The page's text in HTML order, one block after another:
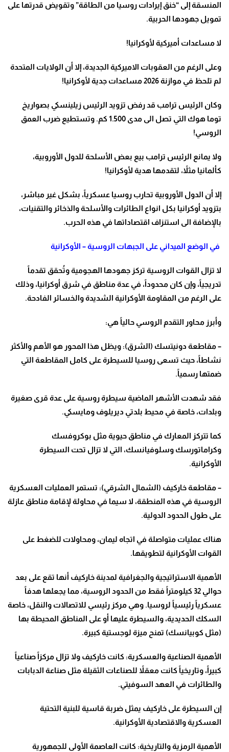
المنسقة إلى “خنق إيرادات روسيا من الطاقة” وتقويض قدرتها على
تمويل جهودها الحربية.
لا مساعدات أميركية لأوكرانيا!
وعلى الرغم من العقوبات الاميركية الجديدة، إلا أن الولايات المتحدة
لم تلحظ في موازنة 2026 مساعدات جدية لأوكرانيا
!
وكان الرئيس ترامب قد رفض تزويد الرئيس زيلينسكي بصواريخ
توما هوك التي تصل الى مدى 1.500 كم. وتستطيع ضرب العمق
الروسي!
ولا يمانع الرئيس ترامب بيع بعض الأسلحة للدول الأوروبية،
كألمانيا مثلاً، لتقدمها هدية لأوكرانيا!
إلا أن الدول الأوروبية تحارب روسيا عسكرياً، بشكل غير مباشر،
بتزويد أوكرانيا بكل انواع الطائرات والأسلحة والذخائر والتقنيات،
بالإضافة الى استنزاف اقتصاداتها في هذه الحرب.
في الوضع الميداني على الجبهات الروسية – الأوكرانية
لا تزال القوات الروسية تركز جهودها الهجومية وتُحقق تقدماً
تدريجياً، وإن كان محدوداً، في عدة مناطق في شرق أوكرانيا، وذلك
على الرغم من المقاومة الأوكرانية الشديدة والخسائر الفادحة.
وأبرز محاور التقدم الروسي حالياً هي:
–مقاطعة دونيتسك (الشرق): ويظل هذا المحور هو الأهم والأكثر
نشاطاً، حيث تسعى روسيا للسيطرة على كامل المقاطعة التي
ضمتها رسمياً.
فقد شهدت الأشهر الماضية سيطرة روسية على عدة قرى صغيرة
وبلدات، خاصة في محيط بلدتي ديريلوف ومايسكي.
كما تتركز المعارك في مناطق حيوية مثل بوكروفسك
وكراماتورسك وسلوفيانسك، التي لا تزال تحت السيطرة
الأوكرانية.
–مقاطعة خاركيف (الشمال الشرقي): تستمر العمليات العسكرية
الروسية في هذه المنطقة، لا سيما في محاولة لإقامة مناطق عازلة
على طول الحدود الدولية.
هناك عمليات متواصلة في اتجاه ليمان، ومحاولات للضغط على
القوات الأوكرانية لتطويقها.
الأهمية الاستراتيجية والجغرافية لمدينة خاركيف أنها تقع على بعد
حوالي 32 كيلومتراً فقط من الحدود الروسية، مما يجعلها هدفاً
عسكرياً رئيسياً لروسيا. وهي مركز رئيسي للاتصالات والنقل، خاصة
السكك الحديدية، والسيطرة عليها أو على المناطق المحيطة بها
(مثل كوبيانسك) تمنح ميزة لوجستية كبيرة.
الأهمية الصناعية والعسكرية: كانت خاركيف ولا تزال مركزاً صناعياً
كبيراً، وتاريخياً كانت معقلاً للصناعات الثقيلة مثل صناعة الدبابات
والطائرات في العهد السوفيتي.
إن السيطرة على خاركيف يمثل ضربة قاسية للبنية التحتية
العسكرية والاقتصادية الأوكرانية.
الأهمية الرمزية والتاريخية: كانت العاصمة الأولى للجمهورية